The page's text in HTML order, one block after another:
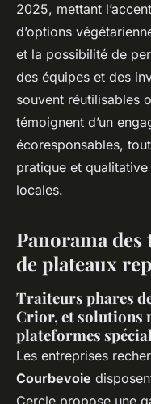
2025, mettant
d’options
et la possibilité de
des équipes et des
souvent réutilisables
témoignent d’un
écoresponsables,
pratique et
locales.
Panorama
de plateaux
Traiteurs phares
Crior, et
plateformes
Les entreprises
Courbevoie